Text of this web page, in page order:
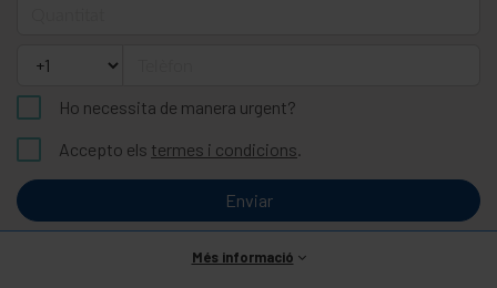
Ho necessita de manera urgent?
Accepto els termes i condicions.
Enviar
Més informació